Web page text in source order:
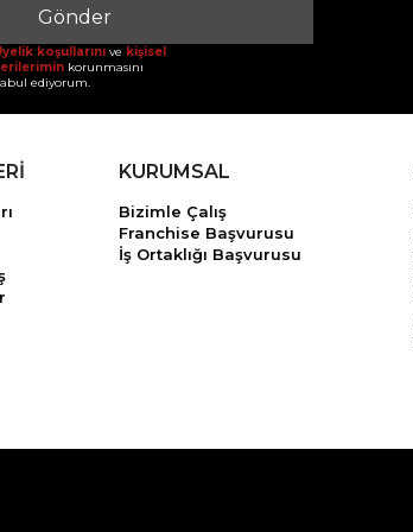
Gönder
koşullarını ve kişisel
korunmasını
ediyorum.
KURUMSAL
Bizimle Çalış
Franchise Başvurusu
İş Ortaklığı Başvurusu